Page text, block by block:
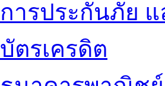
การประกันภัย
บัตรเครดิต